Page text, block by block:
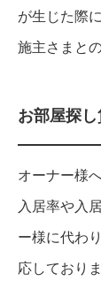
が生じた際
施主さまと
お部屋探
オーナー様
入居率や入
ー様に代わ
応しており